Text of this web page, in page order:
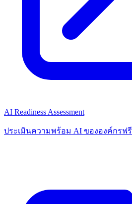
AI Readiness Assessment
ประเมินความพร้อม AI ขององค์กรฟรี